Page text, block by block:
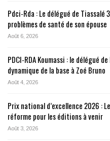
Pdci-Rda : Le délégué de Tiassalé
problèmes de santé de son épouse
Août 6, 2026
PDCI-RDA Koumassi : le délégué
dynamique de la base à Zoé Bruno
Août 4, 2026
Prix national d’excellence 2026 :
réforme pour les éditions à venir
Août 3, 2026